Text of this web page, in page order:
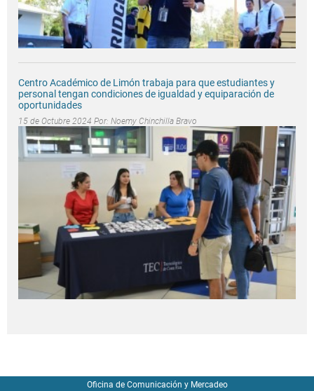
Centro Académico de Limón trabaja para que estudiantes y
personal tengan condiciones de igualdad y equiparación de
oportunidades
15 de Octubre 2024 Por: Noemy Chinchilla Bravo
Oficina de Comunicación y Mercadeo